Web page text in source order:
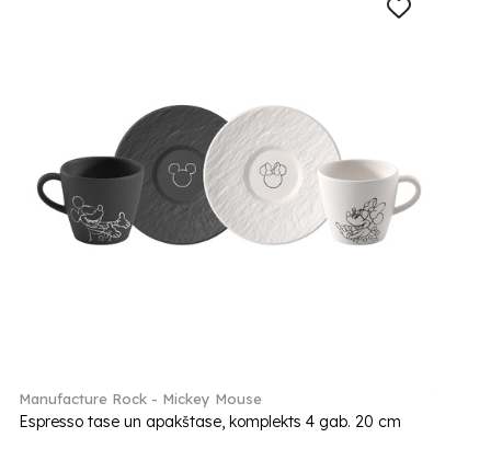
Manufacture Rock - Mickey Mouse
Espresso tase un apakštase, komplekts 4 gab. 20 cm